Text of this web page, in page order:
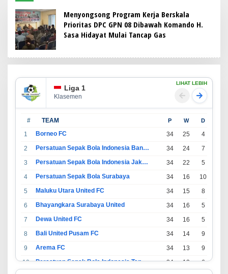
Menyongsong Program Kerja Berskala
Prioritas DPC GPN 08 Dibawah Komando H.
Sasa Hidayat Mulai Tancap Gas
Liga 1
Klasemen
LIHAT LEBIH
# TEAM P W D
1 Borneo FC 34 25 4
2
Persatuan Sepak Bola Indonesia Bandung 34 24 7
3
Persatuan Sepak Bola Indonesia Jakarta 34 22 5
4
Persatuan Sepak Bola Surabaya 34 16 10
5
Maluku Utara United FC 34 15 8
6
Bhayangkara Surabaya United 34 16 5
7
Dewa United FC 34 16 5
8
Bali United Pusam FC 34 14 9
9
Arema FC 34 13 9
10
Persatuan Sepak Bola Indonesia Tangerang 34 13 6